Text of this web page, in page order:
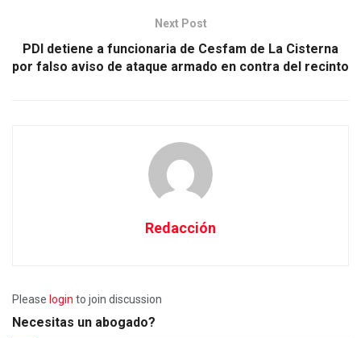
Next Post
PDI detiene a funcionaria de Cesfam de La Cisterna
por falso aviso de ataque armado en contra del recinto
Redacción
Please login to join discussion
Necesitas un abogado?